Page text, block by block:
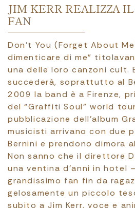
JIM KERR REALIZZA
FAN
Don't You (Forget About
dimenticare di me”
una delle loro canzoni cult.
succederà, soprattutto al
2009 la band è a Firenze,
del “Graffiti Soul” world
pubblicazione dell’album
musicisti arrivano con due
Bernini e prendono dimora
Non sanno che il direttore
una ventina d’anni in hotel
grandissimo fan fin da
gelosamente un piccolo
subito a Jim Kerr, voce e